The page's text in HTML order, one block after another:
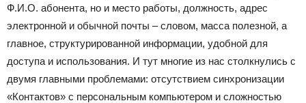
Ф.И.О. абонента, но и место работы, должность, адрес
электронной и обычной почты – словом, масса полезной, а
главное, структурированной информации, удобной для
доступа и использования. И тут многие из нас столкнулись с
двумя главными проблемами: отсутствием синхронизации
«Контактов» с персональным компьютером и сложностью